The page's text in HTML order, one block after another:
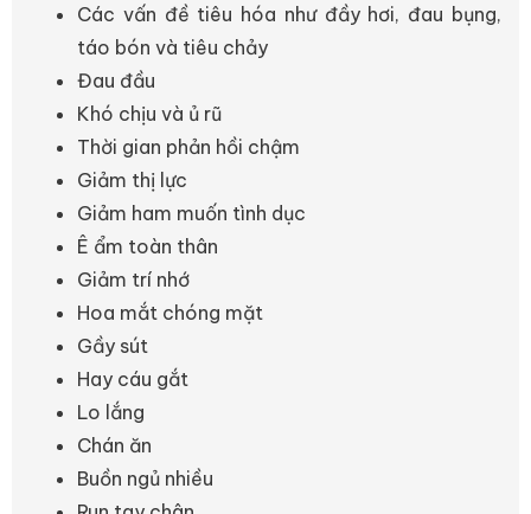
Các vấn đề tiêu hóa như đầy hơi, đau bụng,
táo bón và tiêu chảy
Đau đầu
Khó chịu và ủ rũ
Thời gian phản hồi chậm
Giảm thị lực
Giảm ham muốn tình dục
Ê ẩm toàn thân
Giảm trí nhớ
Hoa mắt chóng mặt
Gầy sút
Hay cáu gắt
Lo lắng
Chán ăn
Buồn ngủ nhiều